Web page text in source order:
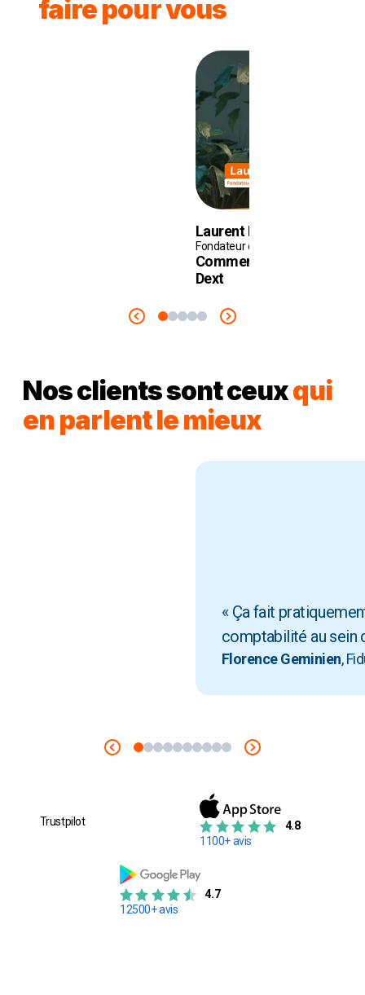
faire pour vous
Laurent Benabou
Fondateur et dirigeant de l’agence
Comment simplifier sa
Dext
Nos clients sont ceuxqui
en parlent le mieux
« Ça fait
comptabilité au sein
Florence Geminien,
Trustpilot
4.8
1100+ avis
4.7
12500+ avis